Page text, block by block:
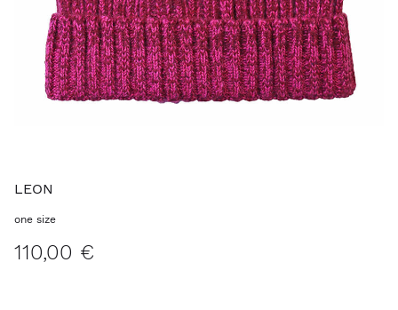
LEON
one size
110,00 €